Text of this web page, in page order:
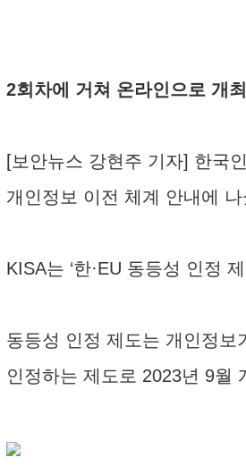
2회차에 거쳐 온라인으로 개최
[보안뉴스 강현주 기자] 한국
개인정보 이전 체계 안내에 나
KISA는 ‘한·EU 동등성 인정
동등성 인정 제도는 개인정보
인정하는 제도로 2023년 9월